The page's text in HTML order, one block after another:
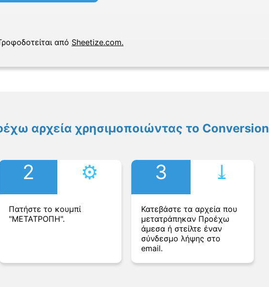
από Sheetize.com.
αρχεία χρησιμοποιώντας το Conversion
2 ⚙︎
Πατήστε το κουμπί
"ΜΕΤΑΤΡΟΠΗ".
3 ⤓︎
Κατεβάστε τα αρχεία που
μετατράπηκαν Προέχω
άμεσα ή στείλτε έναν
σύνδεσμο λήψης στο
email.